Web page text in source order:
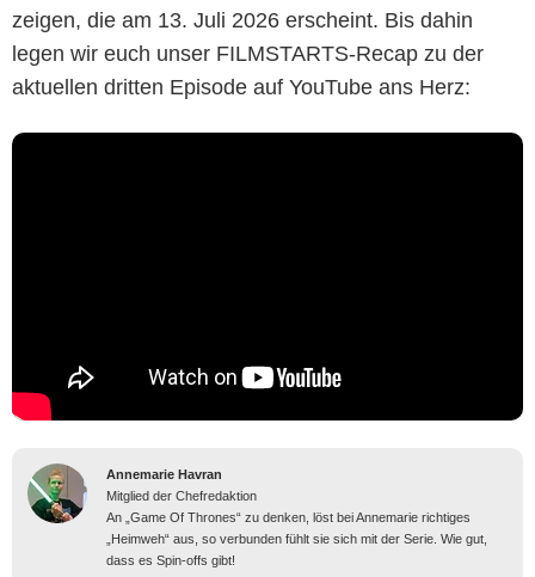
zeigen, die am 13. Juli 2026 erscheint. Bis dahin
legen wir euch unser FILMSTARTS-Recap zu der
aktuellen dritten Episode auf YouTube ans Herz:
Annemarie Havran
Mitglied der Chefredaktion
An „Game Of Thrones“ zu denken, löst bei Annemarie richtiges
„Heimweh“ aus, so verbunden fühlt sie sich mit der Serie. Wie gut,
dass es Spin-offs gibt!